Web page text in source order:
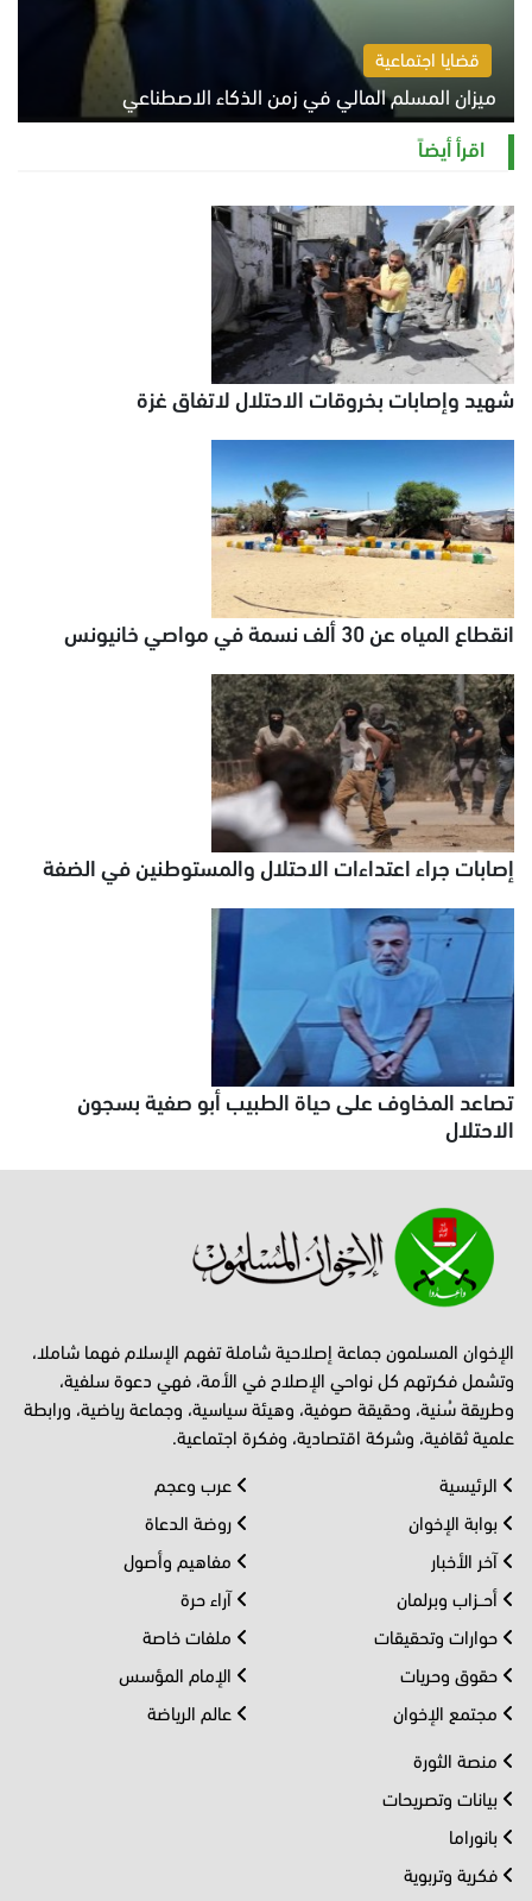
قضايا اجتماعية
ميزان المسلم المالي في زمن الذكاء الاصطناعي
السبت 8 أغسطس 2026 11:21 ص
اقرأ أيضاً
شهيد وإصابات بخروقات الاحتلال لاتفاق غزة
انقطاع المياه عن 30 ألف نسمة في مواصي خانيونس
إصابات جراء اعتداءات الاحتلال والمستوطنين في الضفة
تصاعد المخاوف على حياة الطبيب أبو صفية بسجون
الاحتلال
الإخوان المسلمون جماعة إصلاحية شاملة تفهم الإسلام فهما شاملا،
وتشمل فكرتهم كل نواحي الإصلاح في الأمة، فهي دعوة سلفية،
وطريقة سُنية، وحقيقة صوفية، وهيئة سياسية، وجماعة رياضية، ورابطة
علمية ثقافية، وشركة اقتصادية، وفكرة اجتماعية.
الرئيسية
بوابة الإخوان
آخر الأخبار
أحــزاب وبرلمان
حوارات وتحقيقات
حقوق وحريات
مجتمع الإخوان
عرب وعجم
روضة الدعاة
مفاهيم وأصول
آراء حرة
ملفات خاصة
الإمام المؤسس
عالم الرياضة
منصة الثورة
بيانات وتصريحات
بانوراما
فكرية وتربوية